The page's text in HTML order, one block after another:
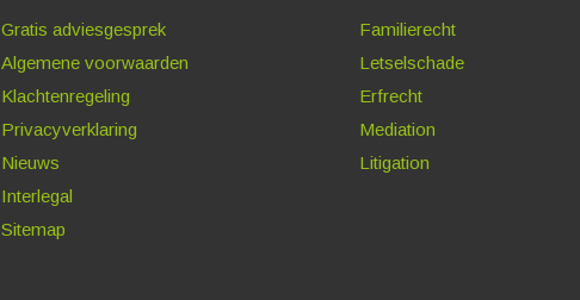
Gratis adviesgesprek
Algemene voorwaarden
Klachtenregeling
Privacyverklaring
Nieuws
Interlegal
Sitemap
Familierecht
Letselschade
Erfrecht
Mediation
Litigation